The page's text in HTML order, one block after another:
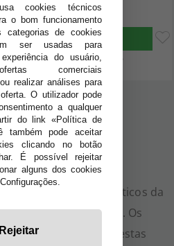
18,29€
COMPRAR
Imposto Incluído
3
mais emblemáticos da
ao lugar certo. Os
a escolha ideal para festas
cookies técnicos
o bom funcionamento
categorias de cookies
ser usadas para
do usuário,
comerciais
realizar análises para
O utilizador pode
a qualquer
do link «Política de
também pode aceitar
clicando no botão
É possível rejeitar
alguns dos cookies
Rejeitar